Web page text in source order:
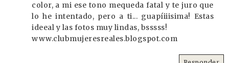
color, a mi ese tono mequeda fatal y te juro que
lo he intentado, pero a ti... guapíiiisima! Estas
ideeal y las fotos muy lindas, bsssss!
www.clubmujeresreales.blogspot.com